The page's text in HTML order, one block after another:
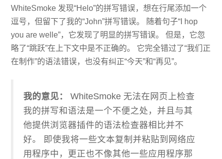
WhiteSmoke 发现“Helo”的拼写错误，想在行尾添加一个
逗号，但留下了我的“John”拼写错误。 随着句子“I hop
you are welle”，它发现了明显的拼写错误。 但是，它忽
略了“跳跃”在上下文中是不正确的。 它完全错过了“我们正
在制作”的语法错误，也没有纠正“今天”和“再见”。
我的意见：
WhiteSmoke 无法在网页上检查
我的拼写和语法是一个不便之处，并且与其
他提供浏览器插件的语法检查器相比并不
好。 即使我将一些文本复制并粘贴到网络应
用程序中，更正也不像其他一些应用程序那